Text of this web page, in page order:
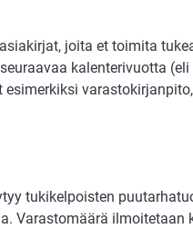
joita et toimita
kalenterivuotta (eli
tukikelpoisten
Varastomäärä ilmoitetaan